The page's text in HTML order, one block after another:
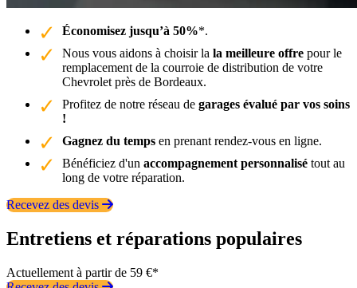
Économisez jusqu’à 50%*.
Nous vous aidons à choisir la la meilleure offre pour le
remplacement de la courroie de distribution de votre
Chevrolet près de Bordeaux.
Profitez de notre réseau de garages évalué par vos soins
!
Gagnez du temps en prenant rendez-vous en ligne.
Bénéficiez d'un accompagnement personnalisé tout au
long de votre réparation.
Recevez des devis
Entretiens et réparations populaires
Actuellement à partir de 59 €*